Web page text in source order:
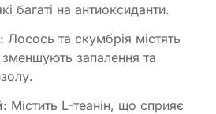
багаті на антиоксиданти.
: Лосось та скумбрія містять
запалення та
: Містить L-теанін, що сприяє